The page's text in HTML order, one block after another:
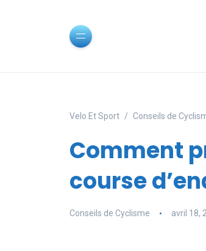
Velo Et Sport Conseils de
Comment
course
Conseils de Cyclisme avril 18,